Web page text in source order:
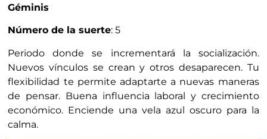
Géminis
Número de la suerte: 5
Periodo donde se incrementará la socialización.
Nuevos vínculos se crean y otros desaparecen. Tu
flexibilidad te permite adaptarte a nuevas maneras
de pensar. Buena influencia laboral y crecimiento
económico. Enciende una vela azul oscuro para la
calma.